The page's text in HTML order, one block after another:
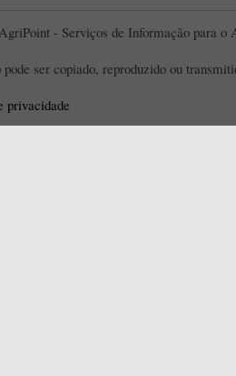
- Serviços de Informação para o
ser copiado, reproduzido ou
privacidade